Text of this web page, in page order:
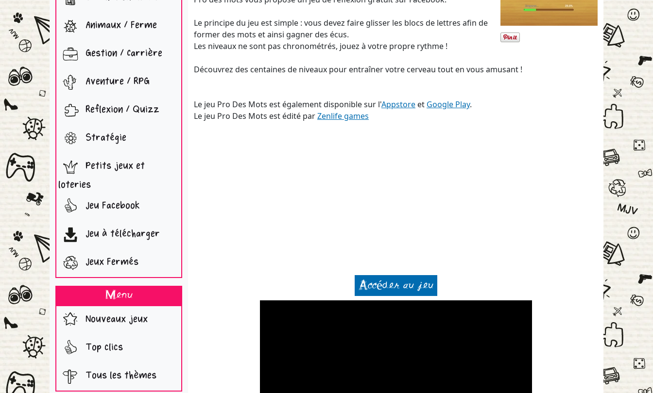
Animaux / Ferme
Gestion / Carrière
Aventure / RPG
Reflexion / Quizz
Stratégie
Petits jeux et
loteries
Jeu Facebook
Jeu à télécharger
Jeux Fermés
Menu
Nouveaux jeux
Top clics
Tous les thèmes
Le principe du jeu est simple : vous devez faire glisser les blocs de lettres afin de
former des mots et ainsi gagner des écus.
Les niveaux ne sont pas chronométrés, jouez à votre propre rythme !
Découvrez des centaines de niveaux pour entraîner votre cerveau tout en vous amusant !
Le jeu Pro Des Mots est également disponible sur l'Appstore et Google Play.
Le jeu Pro Des Mots est édité parZenlife games
Accéder au jeu